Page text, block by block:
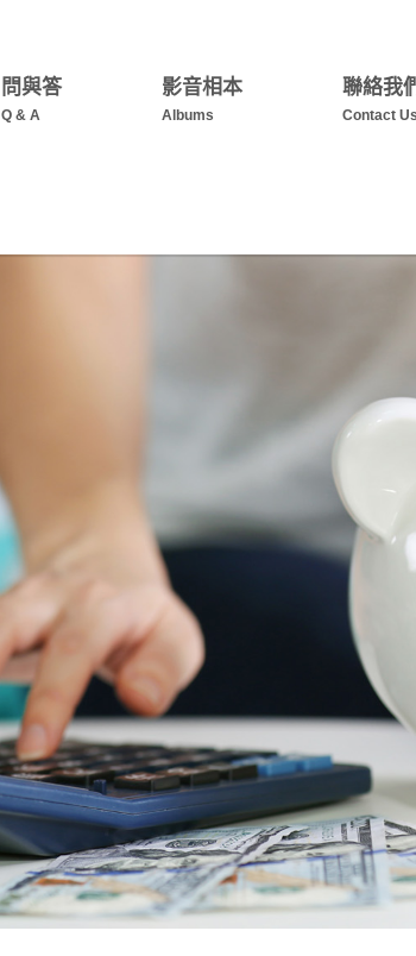
問與答
Q & A
影音相本
Albums
聯絡我
Contact Us